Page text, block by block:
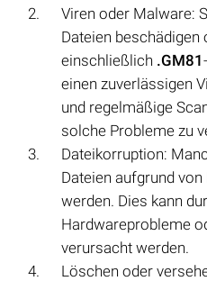
Viren oder Malware:
Dateien beschädigen
einschließlich .GM81
einen zuverlässigen
und regelmäßige
solche Probleme zu
Dateikorruption:
Dateien aufgrund
werden. Dies kann
Hardwareprobleme
verursacht werden.
Löschen oder